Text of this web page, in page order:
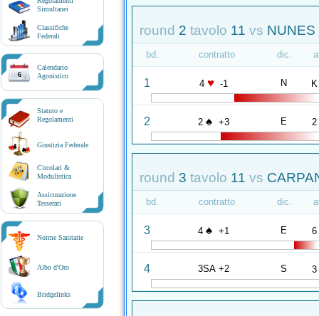
Simultanei
Classifiche
Federali
6
Calendario
Agonistico
Statuto e
Regolamenti
Giustizia Federale
Circolari &
Modulistica
Assicurazione
Tesserati
Norme Sanitarie
Albo d'Oro
Bridgelinks
round 2 tavolo 11 vs NUNES
bd. contratto dic.
1 4 ♥ -1 N K
2 2 ♠ +3 E 2
round 3 tavolo 11 vs
bd. contratto dic.
3 4 ♠ +1 E 6
4 3SA +2 S 3